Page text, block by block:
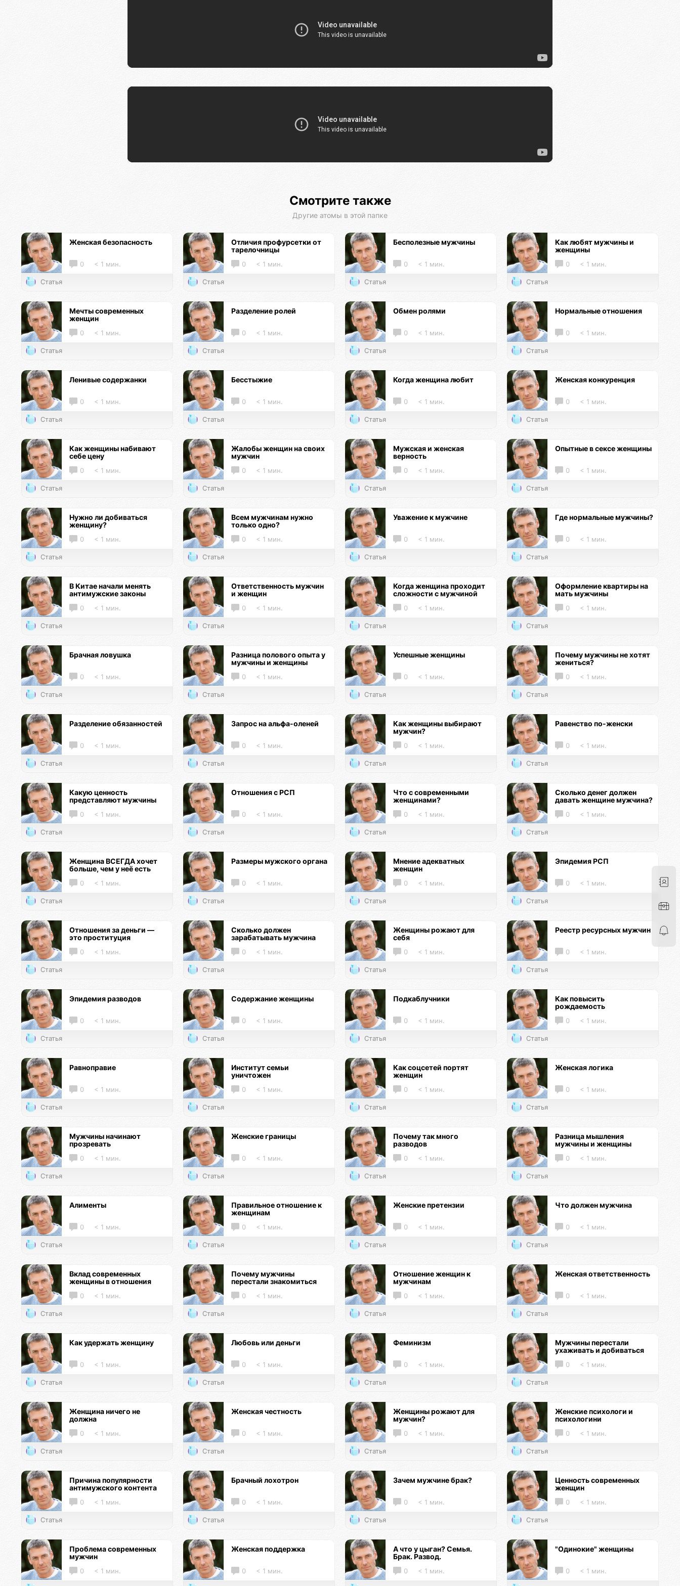
Смотрите также
Другие атомы в этой папке
Женская безопасность
0 < 1 мин.
Статья
Отличия профурсетки от
тарелочницы
0 < 1 мин.
Статья
Бесполезные мужчины
0 < 1 мин.
Статья
Как любят мужчины и
женщины
0 < 1 мин.
Статья
Мечты современных
женщин
0 < 1 мин.
Статья
Разделение ролей
0 < 1 мин.
Статья
Обмен ролями
0 < 1 мин.
Статья
Нормальные отношения
0 < 1 мин.
Статья
Ленивые содержанки
0 < 1 мин.
Статья
Бесстыжие
0 < 1 мин.
Статья
Когда женщина любит
0 < 1 мин.
Статья
Женская конкуренция
0 < 1 мин.
Статья
Как женщины набивают
себе цену
0 < 1 мин.
Статья
Жалобы женщин на своих
мужчин
0 < 1 мин.
Статья
Мужская и женская
верность
0 < 1 мин.
Статья
Опытные в сексе женщины
0 < 1 мин.
Статья
Нужно ли добиваться
женщину?
0 < 1 мин.
Статья
Всем мужчинам нужно
только одно?
0 < 1 мин.
Статья
Уважение к мужчине
0 < 1 мин.
Статья
Где нормальные мужчины?
0 < 1 мин.
Статья
В Китае начали менять
антимужские законы
0 < 1 мин.
Статья
Ответственность мужчин
и женщин
0 < 1 мин.
Статья
Когда женщина проходит
сложности с мужчиной
0 < 1 мин.
Статья
Оформление квартиры на
мать мужчины
0 < 1 мин.
Статья
Брачная ловушка
0 < 1 мин.
Статья
Разница полового опыта у
мужчины и женщины
0 < 1 мин.
Статья
Успешные женщины
0 < 1 мин.
Статья
Почему мужчины не хотят
жениться?
0 < 1 мин.
Статья
Разделение обязанностей
0 < 1 мин.
Статья
Запрос на альфа-оленей
0 < 1 мин.
Статья
Как женщины выбирают
мужчин?
0 < 1 мин.
Статья
Равенство по-женски
0 < 1 мин.
Статья
Какую ценность
представляют мужчины
0 < 1 мин.
Статья
Отношения с РСП
0 < 1 мин.
Статья
Что с современными
женщинами?
0 < 1 мин.
Статья
Сколько денег должен
давать женщине мужчина?
0 < 1 мин.
Статья
Женщина ВСЕГДА хочет
больше, чем у неё есть
0 < 1 мин.
Статья
Размеры мужского органа
0 < 1 мин.
Статья
Мнение адекватных
женщин
0 < 1 мин.
Статья
Эпидемия РСП
0 < 1 мин.
Статья
Отношения за деньги —
это проституция
0 < 1 мин.
Статья
Сколько должен
зарабатывать мужчина
0 < 1 мин.
Статья
Женщины рожают для
себя
0 < 1 мин.
Статья
Реестр ресурсных мужчин
0 < 1 мин.
Статья
Эпидемия разводов
0 < 1 мин.
Статья
Содержание женщины
0 < 1 мин.
Статья
Подкаблучники
0 < 1 мин.
Статья
Как повысить
рождаемость
0 < 1 мин.
Статья
Равноправие
0 < 1 мин.
Статья
Институт семьи
уничтожен
0 < 1 мин.
Статья
Как соцсетей портят
женщин
0 < 1 мин.
Статья
Женская логика
0 < 1 мин.
Статья
Мужчины начинают
прозревать
0 < 1 мин.
Статья
Женские границы
0 < 1 мин.
Статья
Почему так много
разводов
0 < 1 мин.
Статья
Разница мышления
мужчины и женщины
0 < 1 мин.
Статья
Алименты
0 < 1 мин.
Статья
Правильное отношение к
женщинам
0 < 1 мин.
Статья
Женские претензии
0 < 1 мин.
Статья
Что должен мужчина
0 < 1 мин.
Статья
Вклад современных
женщины в отношения
0 < 1 мин.
Статья
Почему мужчины
перестали знакомиться
0 < 1 мин.
Статья
Отношение женщин к
мужчинам
0 < 1 мин.
Статья
Женская ответственность
0 < 1 мин.
Статья
Как удержать женщину
0 < 1 мин.
Статья
Любовь или деньги
0 < 1 мин.
Статья
Феминизм
0 < 1 мин.
Статья
Мужчины перестали
ухаживать и добиваться
0 < 1 мин.
Статья
Женщина ничего не
должна
0 < 1 мин.
Статья
Женская честность
0 < 1 мин.
Статья
Женщины рожают для
мужчин?
0 < 1 мин.
Статья
Женские психологи и
психологини
0 < 1 мин.
Статья
Причина популярности
антимужского контента
0 < 1 мин.
Статья
Брачный лохотрон
0 < 1 мин.
Статья
Зачем мужчине брак?
0 < 1 мин.
Статья
Ценность современных
женщин
0 < 1 мин.
Статья
Проблема современных
мужчин
0 < 1 мин.
Женская поддержка
0 < 1 мин.
А что у цыган? Семья.
Брак. Развод.
0 < 1 мин.
"Одинокие" женщины
0 < 1 мин.